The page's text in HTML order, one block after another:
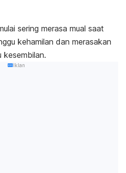
sering merasa mual saat
kehamilan dan merasakan
kesembilan.
Iklan